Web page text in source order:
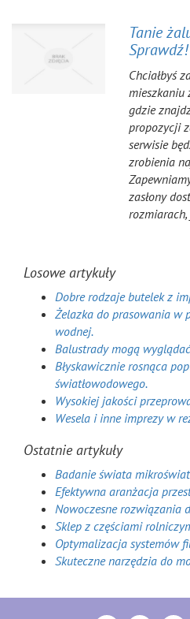
Tanie
Sprawdź!
Chciałbyś
mieszkaniu
gdzie
propozycji
serwisie
zrobienia
zasłony
Losowe artykuły
Dobre rodzaje butelek z
Żelazka do prasowania w
wodnej.
Balustrady mogą
Błyskawicznie rosnąca
światłowodowego.
Wysokiej jakości
Wesela i inne imprezy w
Ostatnie artykuły
Badanie świata
Efektywna aranżacja
Nowoczesne rozwiązania
Sklep z częściami
Optymalizacja systemów
Skuteczne narzędzia do